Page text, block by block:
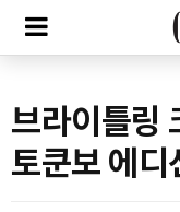
브라이틀링
토쿤보 에디